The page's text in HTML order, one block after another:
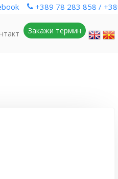
+389 78 283 858 /
Закажи термин